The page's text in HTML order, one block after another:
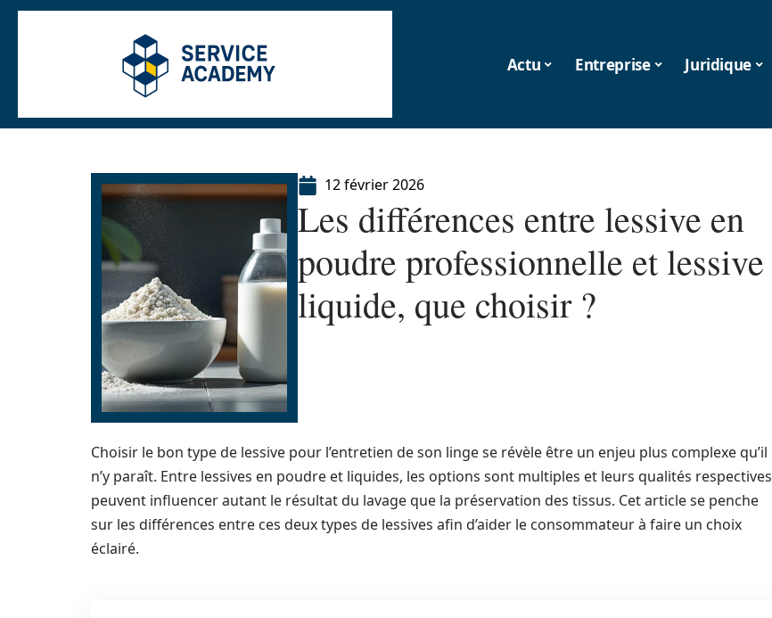
Actu Entreprise Juridique
12 février 2026
Les différences entre lessive en
poudre professionnelle et lessive
liquide, que choisir ?
Choisir le bon type de lessive pour l’entretien de son linge se révèle être un enjeu plus complexe qu’il
n’y paraît. Entre lessives en poudre et liquides, les options sont multiples et leurs qualités respectives
peuvent influencer autant le résultat du lavage que la préservation des tissus. Cet article se penche
sur les différences entre ces deux types de lessives afin d’aider le consommateur à faire un choix
éclairé.